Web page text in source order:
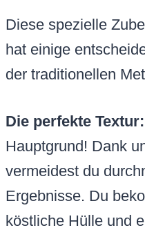
Diese spezielle
hat einige
der traditionellen
Die perfekte Textur:
Hauptgrund! Dank
vermeidest du
Ergebnisse. Du
köstliche Hülle und